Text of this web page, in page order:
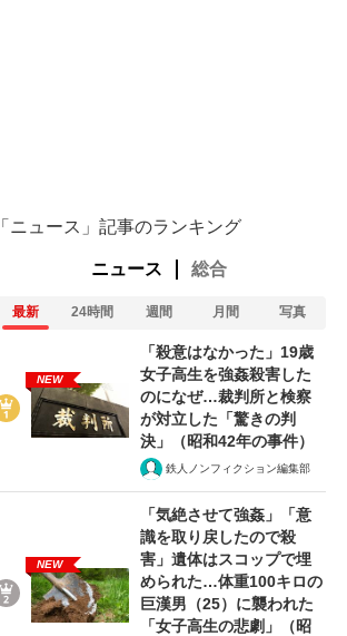
「ニュース」記事のランキング
ニュース 総合
最新 24時間 週間 月間 写真
NEW
「殺意はなかった」19歳
女子高生を強姦殺害した
のになぜ…裁判所と検察
が対立した「驚きの判
決」（昭和42年の事件）
鉄人ノンフィクション編集部
NEW
「気絶させて強姦」「意
識を取り戻したので殺
害」遺体はスコップで埋
められた…体重100キロの
巨漢男（25）に襲われた
「女子高生の悲劇」（昭